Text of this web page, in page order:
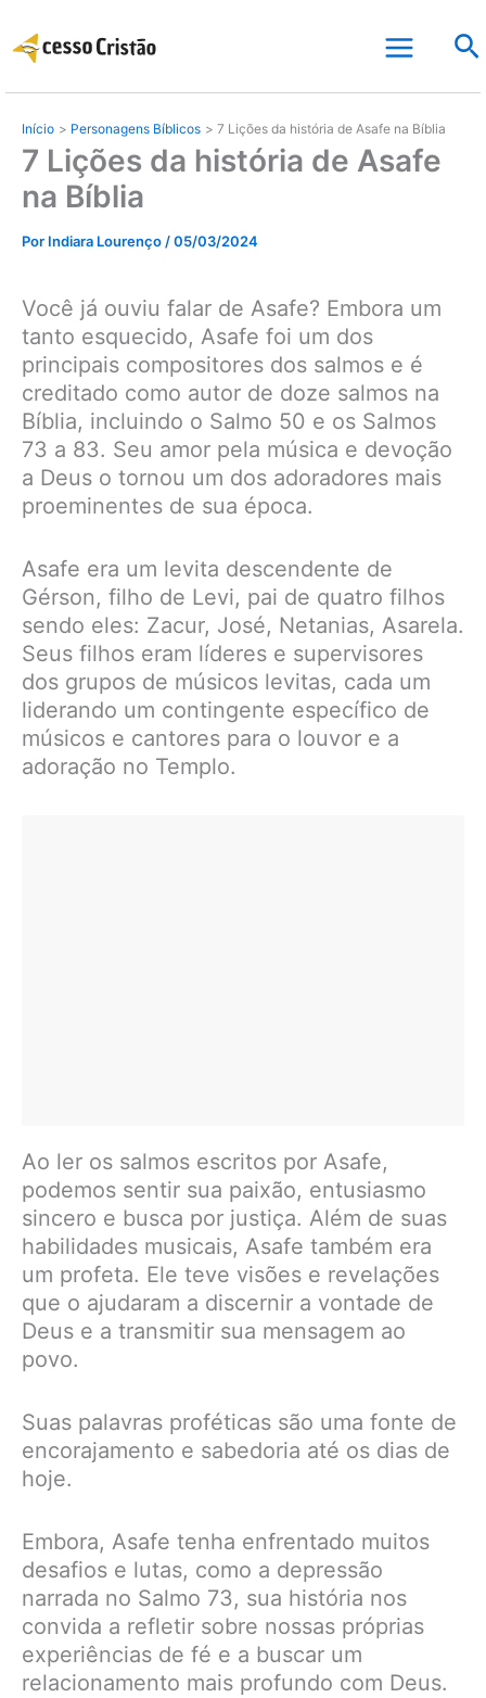
para
conteúdo
Início Personagens Bíblicos 7 Lições da história de Asafe na Bíblia
7 Lições da história de Asafe
na Bíblia
Por Indiara Lourenço /05/03/2024
Você já ouviu falar de Asafe? Embora um
tanto esquecido, Asafe foi um dos
principais compositores dos salmos e é
creditado como autor de doze salmos na
Bíblia, incluindo o Salmo 50 e os Salmos
73 a 83. Seu amor pela música e devoção
a Deus o tornou um dos adoradores mais
proeminentes de sua época.
Asafe era um levita descendente de
Gérson, filho de Levi, pai de quatro filhos
sendo eles: Zacur, José, Netanias, Asarela.
Seus filhos eram líderes e supervisores
dos grupos de músicos levitas, cada um
liderando um contingente específico de
músicos e cantores para o louvor e a
adoração no Templo.
Ao ler os salmos escritos por Asafe,
podemos sentir sua paixão, entusiasmo
sincero e busca por justiça. Além de suas
habilidades musicais, Asafe também era
um profeta. Ele teve visões e revelações
que o ajudaram a discernir a vontade de
Deus e a transmitir sua mensagem ao
povo.
Suas palavras proféticas são uma fonte de
encorajamento e sabedoria até os dias de
hoje.
Embora, Asafe tenha enfrentado muitos
desafios e lutas, como a depressão
narrada no Salmo 73, sua história nos
convida a refletir sobre nossas próprias
experiências de fé e a buscar um
relacionamento mais profundo com Deus.